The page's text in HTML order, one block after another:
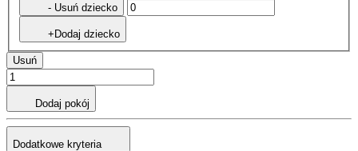
- Usuń dziecko
+Dodaj dziecko
Usuń
Dodaj pokój
Dodatkowe kryteria